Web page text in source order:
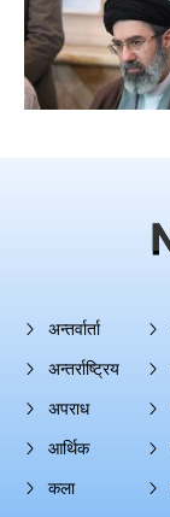
अन्तर्वार्ता
अन्तर्राष्ट्रिय
अपराध
आर्थिक
कला